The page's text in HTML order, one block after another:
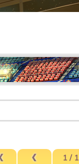
1 / 1